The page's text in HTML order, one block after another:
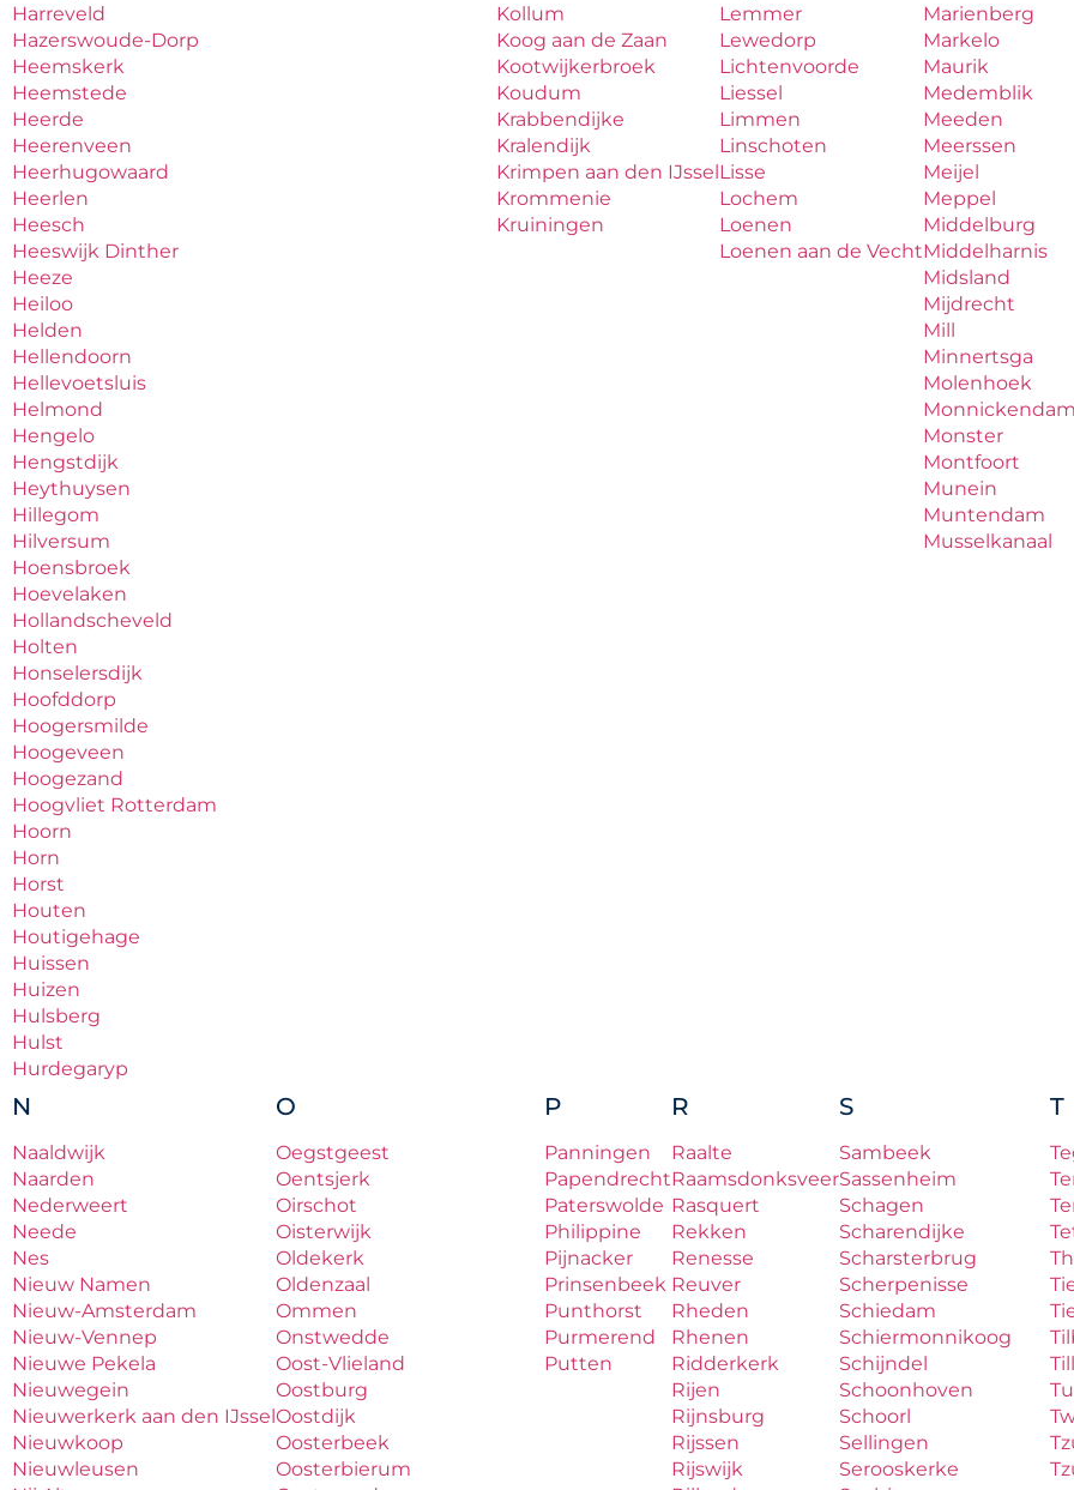
Harreveld
Hazerswoude-Dorp
Heemskerk
Heemstede
Heerde
Heerenveen
Heerhugowaard
Heerlen
Heesch
Heeswijk Dinther
Heeze
Heiloo
Helden
Hellendoorn
Hellevoetsluis
Helmond
Hengelo
Hengstdijk
Heythuysen
Hillegom
Hilversum
Hoensbroek
Hoevelaken
Hollandscheveld
Holten
Honselersdijk
Hoofddorp
Hoogersmilde
Hoogeveen
Hoogezand
Hoogvliet Rotterdam
Hoorn
Horn
Horst
Houten
Houtigehage
Huissen
Huizen
Hulsberg
Hulst
Hurdegaryp
Kollum
Koog aan de Zaan
Kootwijkerbroek
Koudum
Krabbendijke
Kralendijk
Krimpen aan den IJssel
Krommenie
Kruiningen
Lemmer
Lewedorp
Lichtenvoorde
Liessel
Limmen
Linschoten
Lisse
Lochem
Loenen
Loenen aan de Vecht
Marienberg
Markelo
Maurik
Medemblik
Meeden
Meerssen
Meijel
Meppel
Middelburg
Middelharnis
Midsland
Mijdrecht
Mill
Minnertsga
Molenhoek
Monnickendam
Monster
Montfoort
Munein
Muntendam
Musselkanaal
N
Naaldwijk
Naarden
Nederweert
Neede
Nes
Nieuw Namen
Nieuw-Amsterdam
Nieuw-Vennep
Nieuwe Pekela
Nieuwegein
Nieuwerkerk aan den IJssel
Nieuwkoop
Nieuwleusen
O
Oegstgeest
Oentsjerk
Oirschot
Oisterwijk
Oldekerk
Oldenzaal
Ommen
Onstwedde
Oost-Vlieland
Oostburg
Oostdijk
Oosterbeek
Oosterbierum
P
Panningen
Papendrecht
Paterswolde
Philippine
Pijnacker
Prinsenbeek
Punthorst
Purmerend
Putten
R
Raalte
Raamsdonksveer
Rasquert
Rekken
Renesse
Reuver
Rheden
Rhenen
Ridderkerk
Rijen
Rijnsburg
Rijssen
Rijswijk
S
Sambeek
Sassenheim
Schagen
Scharendijke
Scharsterbrug
Scherpenisse
Schiedam
Schiermonnikoog
Schijndel
Schoonhoven
Schoorl
Sellingen
Serooskerke
T